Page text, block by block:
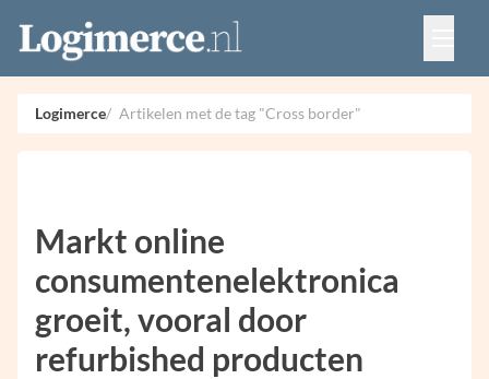
Vacatures
Events
Adverteren
Partners
Logimerce Artikelen met de tag "Cross border"
Markt online
consumentenelektronica
groeit, vooral door
refurbished producten